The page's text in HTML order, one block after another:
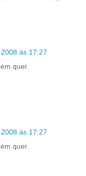
às 17:27
quer.
às 17:27
quer.